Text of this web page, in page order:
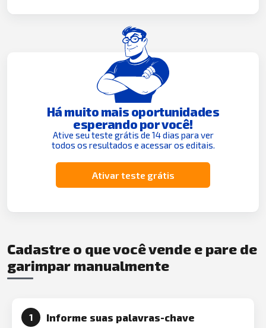
Há muito mais oportunidades
esperando por você!
Ative seu teste grátis de 14 dias para ver
todos os resultados e acessar os editais.
Ativar teste grátis
Cadastre o que você vende e pare de
garimpar manualmente
1 Informe suas palavras-chave